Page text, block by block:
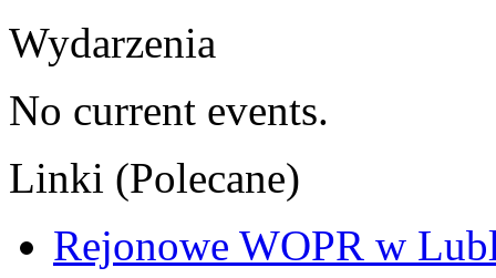
Wydarzenia
No current events.
Linki (Polecane)
Rejonowe WOPR w